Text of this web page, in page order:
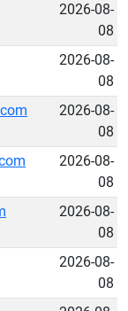
2026-08-
08
2026-08-
08
2026-08-
08
2026-08-
08
2026-08-
08
2026-08-
08